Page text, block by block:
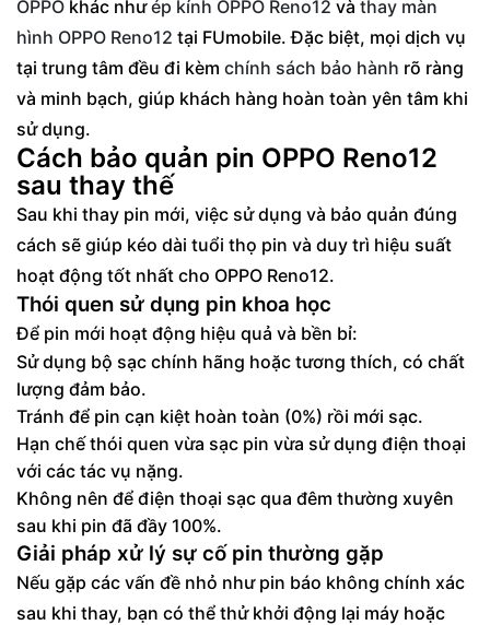
OPPO khác nhưép kính OPPO Reno12 và thay màn
hình OPPO Reno12 tại FUmobile. Đặc biệt, mọi dịch vụ
tại trung tâm đều đi kèm chính sách bảo hành rõ ràng
và minh bạch, giúp khách hàng hoàn toàn yên tâm khi
sử dụng.
Cách bảo quản pin OPPO Reno12
sau thay thế
Sau khi thay pin mới, việc sử dụng và bảo quản đúng
cách sẽ giúp kéo dài tuổi thọ pin và duy trì hiệu suất
hoạt động tốt nhất cho OPPO Reno12.
Thói quen sử dụng pin khoa học
Để pin mới hoạt động hiệu quả và bền bỉ:
Sử dụng bộ sạc chính hãng hoặc tương thích, có chất
lượng đảm bảo.
Tránh để pin cạn kiệt hoàn toàn (0%) rồi mới sạc.
Hạn chế thói quen vừa sạc pin vừa sử dụng điện thoại
với các tác vụ nặng.
Không nên để điện thoại sạc qua đêm thường xuyên
sau khi pin đã đầy 100%.
Giải pháp xử lý sự cố pin thường gặp
Nếu gặp các vấn đề nhỏ như pin báo không chính xác
sau khi thay, bạn có thể thử khởi động lại máy hoặc